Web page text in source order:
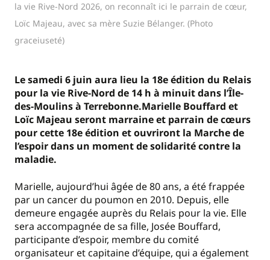
la vie Rive-Nord 2026, on reconnaît ici le parrain de cœur,
Loïc Majeau, avec sa mère Suzie Bélanger. (Photo
graceiuseté)
Le samedi 6 juin aura lieu la 18e édition du Relais
pour la vie Rive-Nord de 14 h à minuit dans l’Île-
des-Moulins à Terrebonne.Marielle Bouffard et
Loïc Majeau seront marraine et parrain de cœurs
pour cette 18e édition et ouvriront la Marche de
l’espoir dans un moment de solidarité contre la
maladie.
Marielle, aujourd’hui âgée de 80 ans, a été frappée
par un cancer du poumon en 2010. Depuis, elle
demeure engagée auprès du Relais pour la vie. Elle
sera accompagnée de sa fille, Josée Bouffard,
participante d’espoir, membre du comité
organisateur et capitaine d’équipe, qui a également